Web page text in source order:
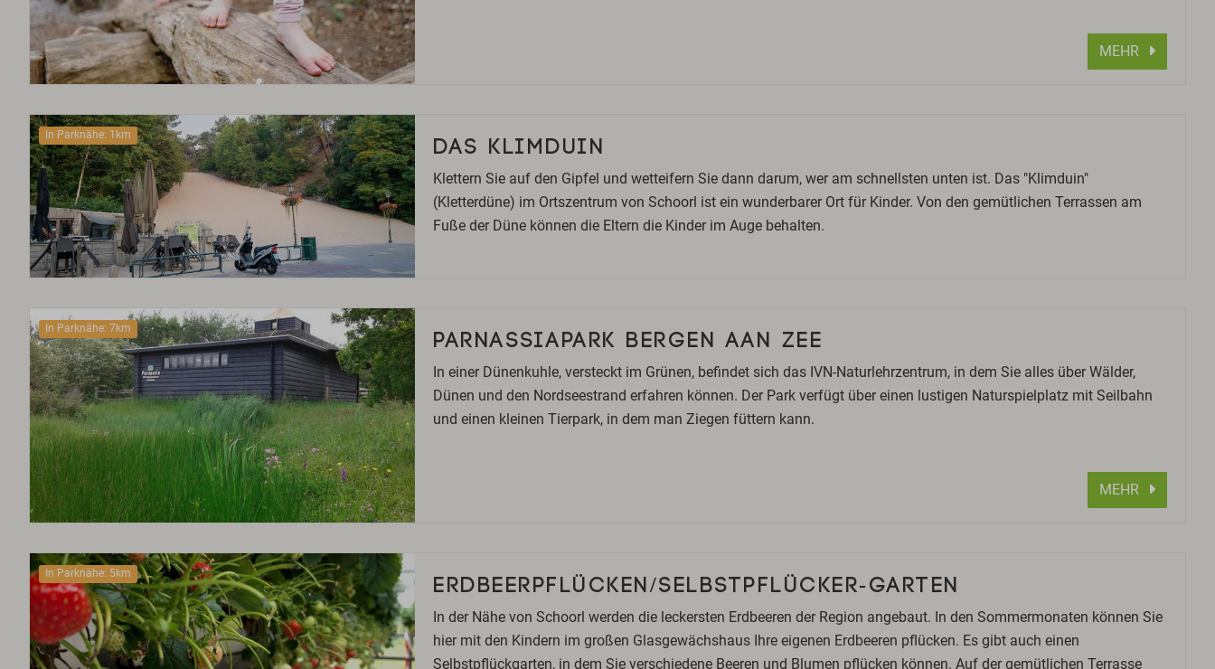
MEHR
In Parknähe: 1km
DAS KLIMDUIN
Klettern Sie auf den Gipfel und wetteifern Sie dann darum, wer am schnellsten unten ist. Das "Klimduin"
(Kletterdüne) im Ortszentrum von Schoorl ist ein wunderbarer Ort für Kinder. Von den gemütlichen Terrassen am
Fuße der Düne können die Eltern die Kinder im Auge behalten.
In Parknähe: 7km
PARNASSIAPARK BERGEN AAN ZEE
In einer Dünenkuhle, versteckt im Grünen, befindet sich das IVN-Naturlehrzentrum, in dem Sie alles über Wälder,
Dünen und den Nordseestrand erfahren können. Der Park verfügt über einen lustigen Naturspielplatz mit Seilbahn
und einen kleinen Tierpark, in dem man Ziegen füttern kann.
MEHR
In Parknähe: 5km
ERDBEERPFLÜCKEN/SELBSTPFLÜCKER-GARTEN
In der Nähe von Schoorl werden die leckersten Erdbeeren der Region angebaut. In den Sommermonaten können Sie
hier mit den Kindern im großen Glasgewächshaus Ihre eigenen Erdbeeren pflücken. Es gibt auch einen
Selbstpflückgarten, in dem Sie verschiedene Beeren und Blumen pflücken können. Auf der gemütlichen Terrasse